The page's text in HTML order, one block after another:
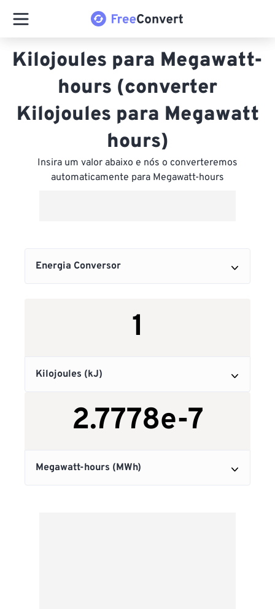
Kilojoules para Megawatt-
hours (converter
Kilojoules para Megawatt
hours)
Insira um valor abaixo e nós o converteremos
automaticamente para Megawatt-hours